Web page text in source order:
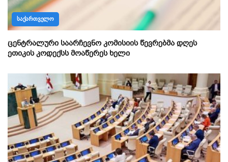
ᲡᲐᲥᲐᲠᲗᲕᲔᲚᲝ
ცენტრალური საარჩევნო კომისიის წევრებმა დღეს
ეთიკის კოდექსს მოაწერეს ხელი